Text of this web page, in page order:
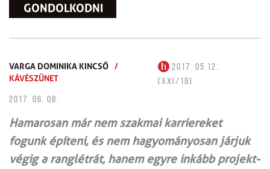
GONDOLKODNI
VARGA DOMINIKA KINCSŐ /
KÁVÉSZÜNET
2017. 05.12.
(XXI/19)
2017. 06. 08.
Hamarosan már nem szakmai karriereket
fogunk építeni, és nem hagyományosan járjuk
végig a ranglétrát, hanem egyre inkább projekt-